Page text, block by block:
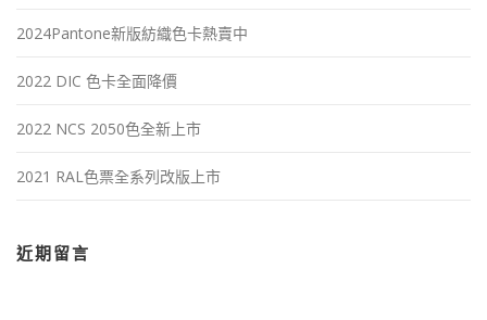
2024Pantone新版紡織色卡熱賣中
2022 DIC 色卡全面降價
2022 NCS 2050色全新上市
2021 RAL色票全系列改版上市
近期留言